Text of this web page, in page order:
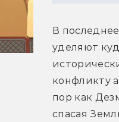
В
уделяют
конфликту
пор как
спасая